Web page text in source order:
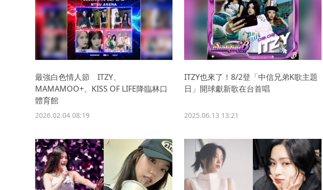
最強白色情人節 ITZY、
MAMAMOO+、KISS OF LIFE降臨林口
體育館
2026.02.04 08:19
ITZY也來了！8/2登「中信兄弟K歌主題
日」開球獻新歌在台首唱
2025.06.13 13:21